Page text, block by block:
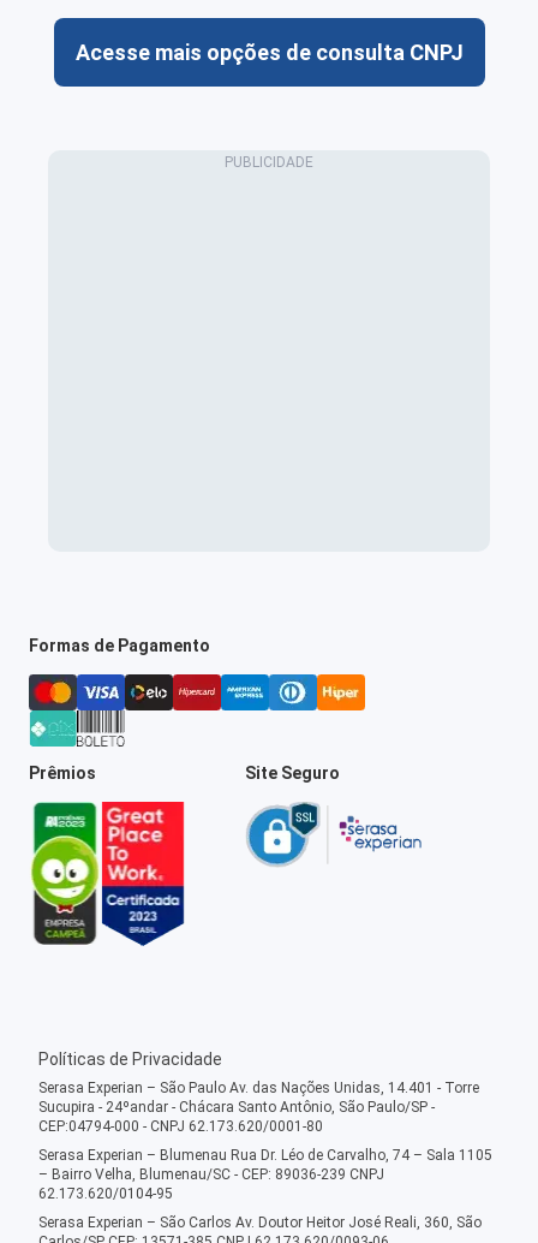
Acesse mais opções de consulta CNPJ
Formas de Pagamento
Prêmios Site Seguro
Políticas de Privacidade
Serasa Experian – São Paulo Av. das Nações Unidas, 14.401 - Torre
Sucupira - 24ºandar - Chácara Santo Antônio, São Paulo/SP -
CEP:04794-000 - CNPJ 62.173.620/0001-80
Serasa Experian – Blumenau Rua Dr. Léo de Carvalho, 74 – Sala 1105
– Bairro Velha, Blumenau/SC - CEP: 89036-239 CNPJ
62.173.620/0104-95
Serasa Experian – São Carlos Av. Doutor Heitor José Reali, 360, São